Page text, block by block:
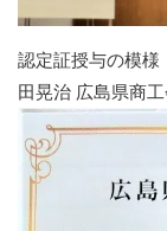
認定証授与の模
田晃治 広島県商工